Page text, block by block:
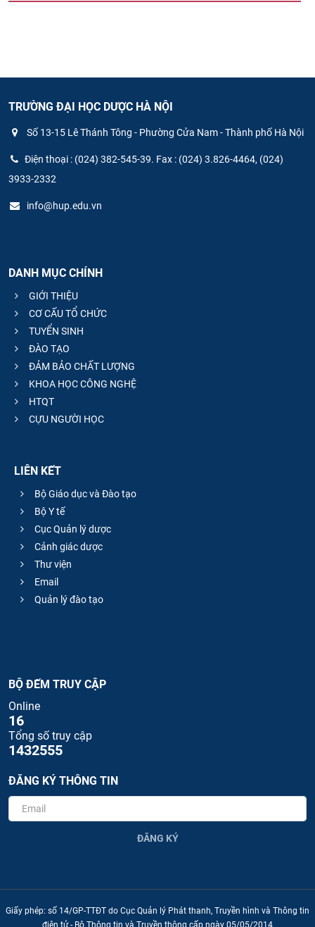
TRƯỜNG ĐẠI HỌC DƯỢC HÀ NỘI
Số 13-15 Lê Thánh Tông - Phường Cửa Nam - Thành phố Hà Nội
Điện thoại : (024) 382-545-39. Fax : (024) 3.826-4464, (024)
3933-2332
info@hup.edu.vn
DANH MỤC CHÍNH
GIỚI THIỆU
CƠ CẤU TỔ CHỨC
TUYỂN SINH
ĐÀO TẠO
ĐẢM BẢO CHẤT LƯỢNG
KHOA HỌC CÔNG NGHỆ
HTQT
CỰU NGƯỜI HỌC
LIÊN KẾT
Bộ Giáo dục và Đào tạo
Bộ Y tế
Cục Quản lý dược
Cảnh giác dược
Thư viện
Email
Quản lý đào tạo
BỘ ĐẾM TRUY CẬP
Online
16
Tổng số truy cập
1432555
ĐĂNG KÝ THÔNG TIN
ĐĂNG KÝ
Giấy phép: số 14/GP-TTĐT do Cục Quản lý Phát thanh, Truyền hình và Thông tin